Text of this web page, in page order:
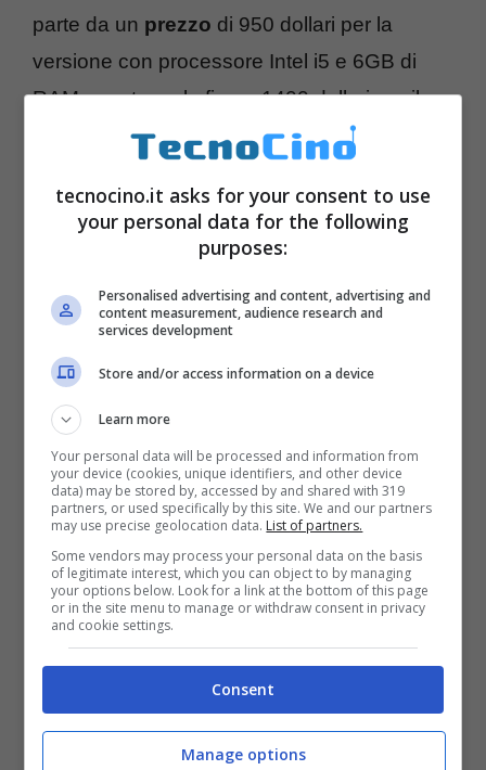
parte da un prezzo di 950 dollari per la
versione con processore Intel i5 e 6GB di
RAM, mentre sale fino a 1400 dollari per il
modello con processore Intel Core i7 e 8 GB
tecnocino.it asks for your consent to use
your personal data for the following
purposes:
Personalised advertising and content, advertising and
content measurement, audience research and
services development
Store and/or access information on a device
Learn more
Your personal data will be processed and information from
your device (cookies, unique identifiers, and other device
data) may be stored by, accessed by and shared with 319
partners, or used specifically by this site. We and our partners
may use precise geolocation data. List of partners.
Some vendors may process your personal data on the basis
of legitimate interest, which you can object to by managing
your options below. Look for a link at the bottom of this page
or in the site menu to manage or withdraw consent in privacy
and cookie settings.
Consent
Manage options